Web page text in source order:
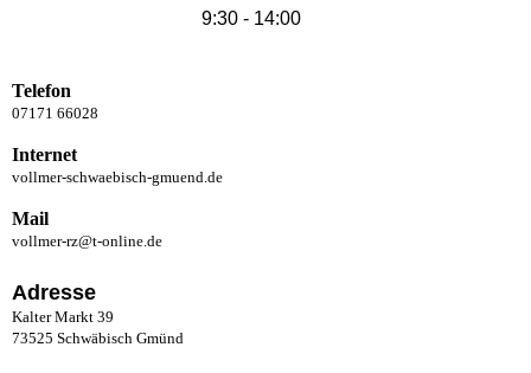
9:30 - 14:00
Telefon
07171 66028
Internet
vollmer-schwaebisch-gmuend.de
Mail
vollmer-rz@t-online.de
Adresse
Kalter Markt 39
73525 Schwäbisch Gmünd